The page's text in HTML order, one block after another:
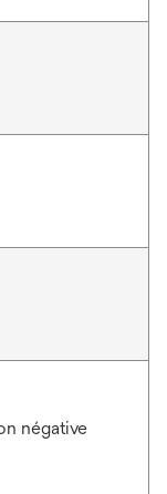
négative